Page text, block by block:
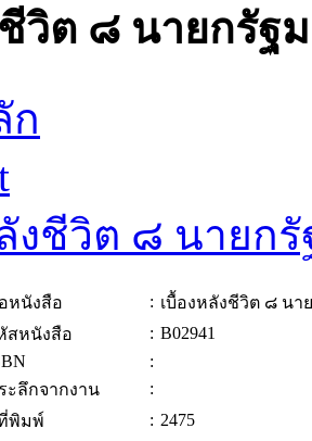
ชีวิต ๘ นายกรัฐ
ก
งชีวิต ๘ นายก
หนังสือ : เบื้องหลังชีวิต ๘ นา
สหนังสือ
: B02941
:
ะลึกจากงาน
:
พิมพ์
: 2475